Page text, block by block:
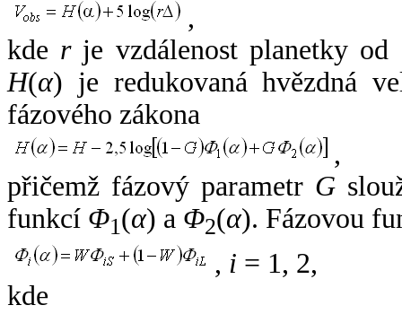
,
kde rje vzdálenost planetky od
H(α) je redukovaná hvězdná
fázového zákona
,
přičemž fázový parametr G
funkcí Φ1(α) a Φ2(α). Fázovou
, i = 1, 2,
kde